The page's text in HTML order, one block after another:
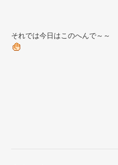
それでは今日はこのへんで～～